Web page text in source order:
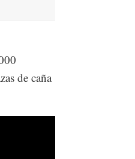
de caña